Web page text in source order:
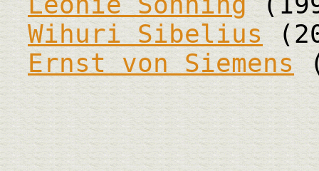
Wihuri Sibelius
Ernst von Siemens